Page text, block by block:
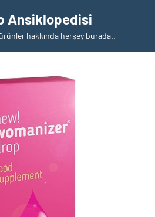
Ansiklopedisi
hakkında herşey burada..